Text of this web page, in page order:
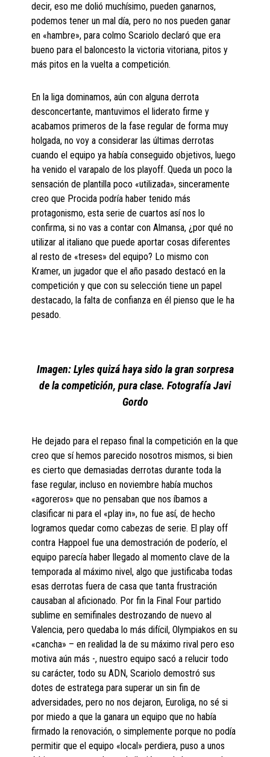
decir, eso me dolió muchísimo, pueden ganarnos,
podemos tener un mal día, pero no nos pueden ganar
en «hambre», para colmo Scariolo declaró que era
bueno para el baloncesto la victoria vitoriana, pitos y
más pitos en la vuelta a competición.
En la liga dominamos, aún con alguna derrota
desconcertante, mantuvimos el liderato firme y
acabamos primeros de la fase regular de forma muy
holgada, no voy a considerar las últimas derrotas
cuando el equipo ya había conseguido objetivos, luego
ha venido el varapalo de los playoff. Queda un poco la
sensación de plantilla poco «utilizada», sinceramente
creo que Procida podría haber tenido más
protagonismo, esta serie de cuartos así nos lo
confirma, si no vas a contar con Almansa, ¿por qué no
utilizar al italiano que puede aportar cosas diferentes
al resto de «treses» del equipo? Lo mismo con
Kramer, un jugador que el año pasado destacó en la
competición y que con su selección tiene un papel
destacado, la falta de confianza en él pienso que le ha
pesado.
Imagen: Lyles quizá haya sido la gran sorpresa
de la competición, pura clase. Fotografía Javi
Gordo
He dejado para el repaso final la competición en la que
creo que sí hemos parecido nosotros mismos, si bien
es cierto que demasiadas derrotas durante toda la
fase regular, incluso en noviembre había muchos
«agoreros» que no pensaban que nos íbamos a
clasificar ni para el «play in», no fue así, de hecho
logramos quedar como cabezas de serie. El play off
contra Happoel fue una demostración de poderío, el
equipo parecía haber llegado al momento clave de la
temporada al máximo nivel, algo que justificaba todas
esas derrotas fuera de casa que tanta frustración
causaban al aficionado. Por fin la Final Four partido
sublime en semifinales destrozando de nuevo al
Valencia, pero quedaba lo más difícil, Olympiakos en su
«cancha» – en realidad la de su máximo rival pero eso
motiva aún más -, nuestro equipo sacó a relucir todo
su carácter, todo su ADN, Scariolo demostró sus
dotes de estratega para superar un sin fin de
adversidades, pero no nos dejaron, Euroliga, no sé si
por miedo a que la ganara un equipo que no había
firmado la renovación, o simplemente porque no podía
permitir que el equipo «local» perdiera, puso a unos